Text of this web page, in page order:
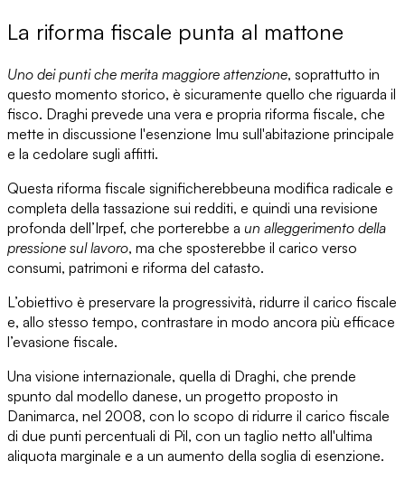
La riforma fiscale punta al mattone
Uno dei punti che merita maggiore attenzione, soprattutto in
questo momento storico, è sicuramente quello che riguarda il
fisco. Draghi prevede una vera e propria riforma fiscale, che
mette in discussione l'esenzione Imu sull'abitazione principale
e la cedolare sugli affitti.
Questa riforma fiscale significherebbeuna modifica radicale e
completa della tassazione sui redditi, e quindi una revisione
profonda dell’Irpef, che porterebbe a un alleggerimento della
pressione sul lavoro, ma che sposterebbe il carico verso
consumi, patrimoni e riforma del catasto.
L’obiettivo è preservare la progressività, ridurre il carico fiscale
e, allo stesso tempo, contrastare in modo ancora più efficace
l’evasione fiscale.
Una visione internazionale, quella di Draghi, che prende
spunto dal modello danese, un progetto proposto in
Danimarca, nel 2008, con lo scopo di ridurre il carico fiscale
di due punti percentuali di Pil, con un taglio netto all'ultima
aliquota marginale e a un aumento della soglia di esenzione.